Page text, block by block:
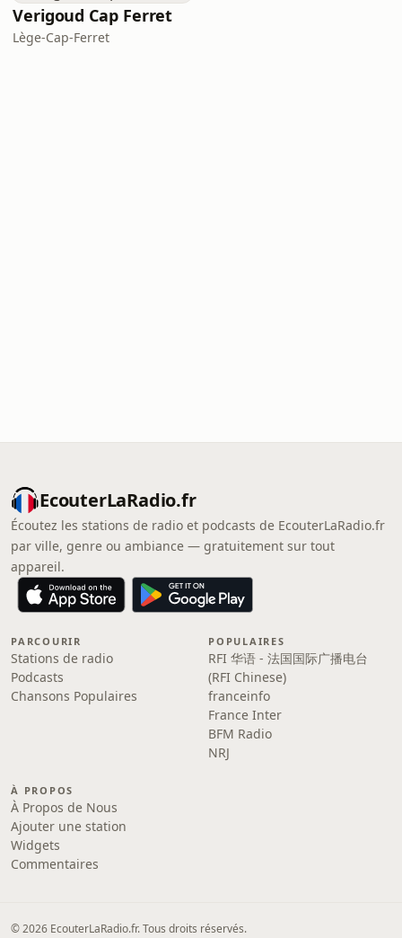
Verigoud Cap Ferret
Lège-Cap-Ferret
EcouterLaRadio.fr
Écoutez les stations de radio et podcasts de EcouterLaRadio.fr
par ville, genre ou ambiance — gratuitement sur tout
appareil.
PARCOURIR
Stations de radio
Podcasts
Chansons Populaires
POPULAIRES
RFI 华语 - 法国国际广播电台
(RFI Chinese)
franceinfo
France Inter
BFM Radio
NRJ
À PROPOS
À Propos de Nous
Ajouter une station
Widgets
Commentaires
© 2026 EcouterLaRadio.fr. Tous droits réservés.